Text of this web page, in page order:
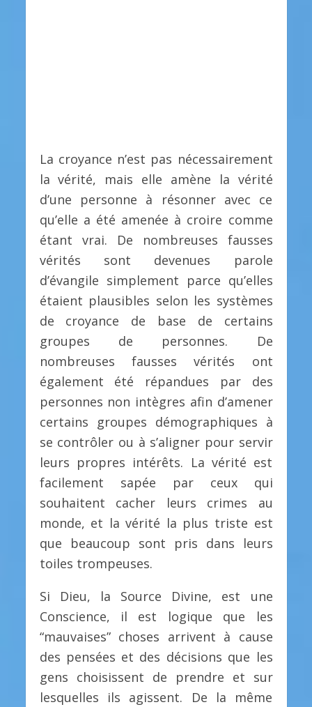
La croyance n’est pas nécessairement
la vérité, mais elle amène la vérité
d’une personne à résonner avec ce
qu’elle a été amenée à croire comme
étant vrai. De nombreuses fausses
vérités sont devenues parole
d’évangile simplement parce qu’elles
étaient plausibles selon les systèmes
de croyance de base de certains
groupes de personnes. De
nombreuses fausses vérités ont
également été répandues par des
personnes non intègres afin d’amener
certains groupes démographiques à
se contrôler ou à s’aligner pour servir
leurs propres intérêts. La vérité est
facilement sapée par ceux qui
souhaitent cacher leurs crimes au
monde, et la vérité la plus triste est
que beaucoup sont pris dans leurs
toiles trompeuses.
Si Dieu, la Source Divine, est une
Conscience, il est logique que les
“mauvaises” choses arrivent à cause
des pensées et des décisions que les
gens choisissent de prendre et sur
lesquelles ils agissent. De la même